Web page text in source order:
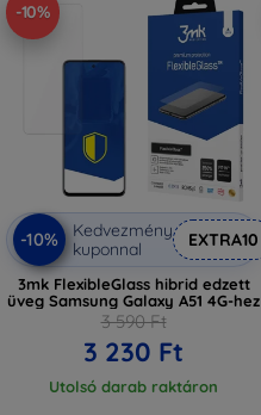
-10%
-10%
Kedvezmény
kuponnal
EXTRA10
3mk FlexibleGlass hibrid edzett
üveg Samsung Galaxy A51 4G-hez
3 590 Ft
3 230 Ft
Utolsó darab raktáron